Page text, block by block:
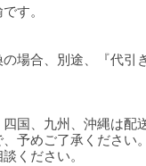
す。
場合、別途、『代引
国、九州、沖縄は配
予めご了承ください
ください。